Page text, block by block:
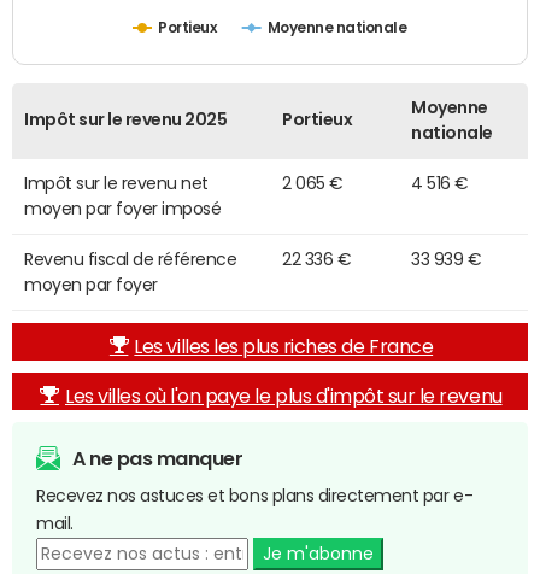
Portieux Moyenne nationale
Impôt sur le revenu 2025 Portieux
Moyenne
nationale
Impôt sur le revenu net
moyen par foyer imposé
2 065 € 4 516 €
Revenu fiscal de référence
moyen par foyer
22 336 € 33 939 €
Les villes les plus riches de France
Les villes où l'on paye le plus d'impôt sur le revenu
A ne pas manquer
Recevez nos astuces et bons plans directement par e-
mail.
Je m'abonne